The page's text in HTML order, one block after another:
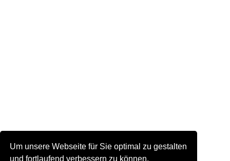
Um unsere Webseite für Sie optimal zu gestalten
und fortlaufend verbessern zu können,